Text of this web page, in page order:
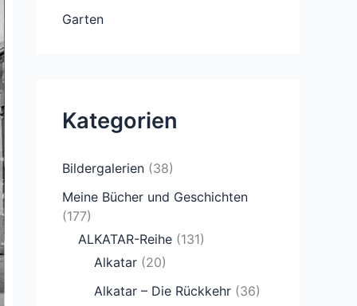
Garten
Kategorien
Bildergalerien (38)
Meine Bücher und Geschichten
(177)
ALKATAR-Reihe (131)
Alkatar (20)
Alkatar – Die Rückkehr (36)